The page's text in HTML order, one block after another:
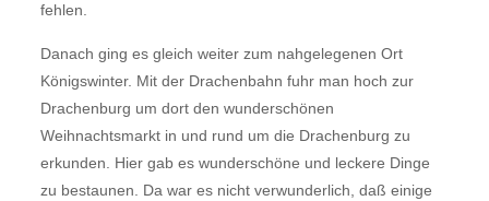
fehlen.
Danach ging es gleich weiter zum nahgelegenen Ort
Königswinter. Mit der Drachenbahn fuhr man hoch zur
Drachenburg um dort den wunderschönen
Weihnachtsmarkt in und rund um die Drachenburg zu
erkunden. Hier gab es wunderschöne und leckere Dinge
zu bestaunen. Da war es nicht verwunderlich, daß einige